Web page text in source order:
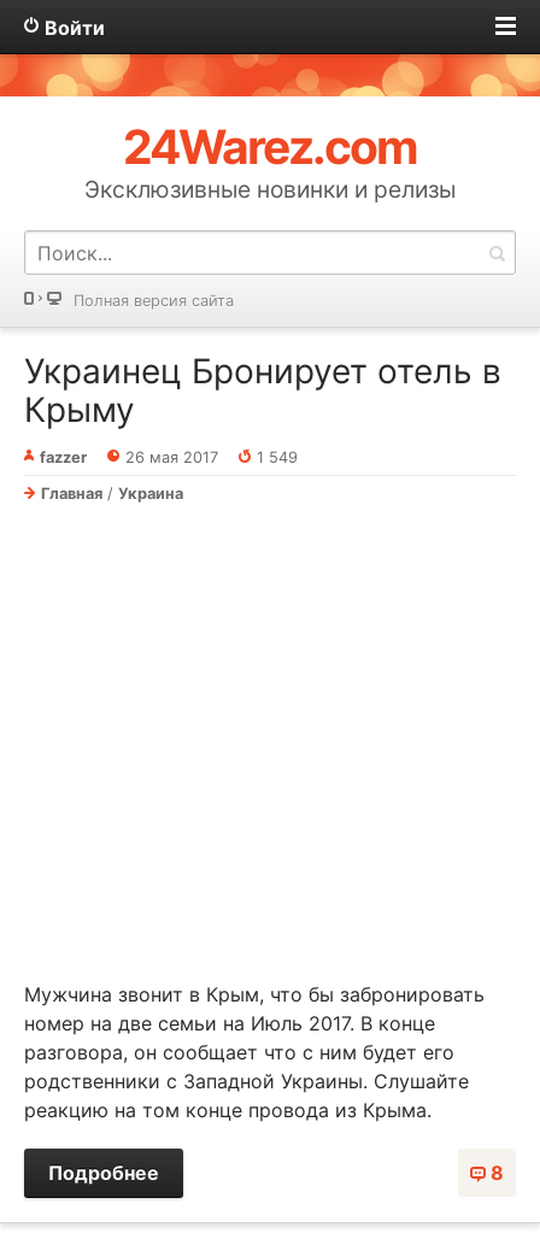
Войти
24Warez.com
Эксклюзивные новинки и релизы
Полная версия сайта
Украинец Бронирует отель в
Крыму
fazzer 26 мая 2017
1 549
Главная / Украина
Мужчина звонит в Крым, что бы забронировать
номер на две семьи на Июль 2017. В конце
разговора, он сообщает что с ним будет его
родственники с Западной Украины. Слушайте
реакцию на том конце провода из Крыма.
8
Подробнее